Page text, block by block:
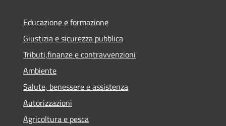
Educazione e formazione
Giustizia e sicurezza pubblica
Tributi,finanze e contravvenzioni
Ambiente
Salute, benessere e assistenza
Autorizzazioni
Agricoltura e pesca